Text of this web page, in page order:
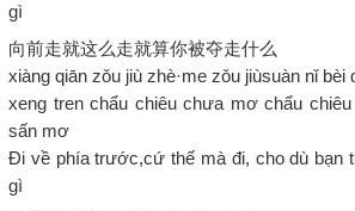
gì
向前走就这么走就算你被夺走什么
xiàng qiān zǒu jiù zhè·me zǒu jiùsuàn nǐ bèi
xeng tren chẩu chiêu chưa mơ chẩu
sấn mơ
Đi về phía trước,cứ thế mà đi, cho dù bạn
gì